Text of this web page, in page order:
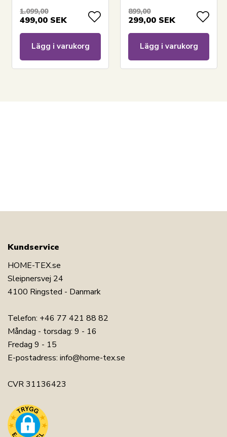
jacquardvävd bäddset
1.099,00
499,00 SEK
Lägg i varukorg
899,00
299,00 SEK
Lägg i varukorg
Kundservice
HOME-TEX.se
Sleipnersvej 24
4100 Ringsted - Danmark
Telefon: +46 77 421 88 82
Måndag - torsdag: 9 - 16
Fredag 9 - 15
E-postadress: info@home-tex.se
CVR 31136423